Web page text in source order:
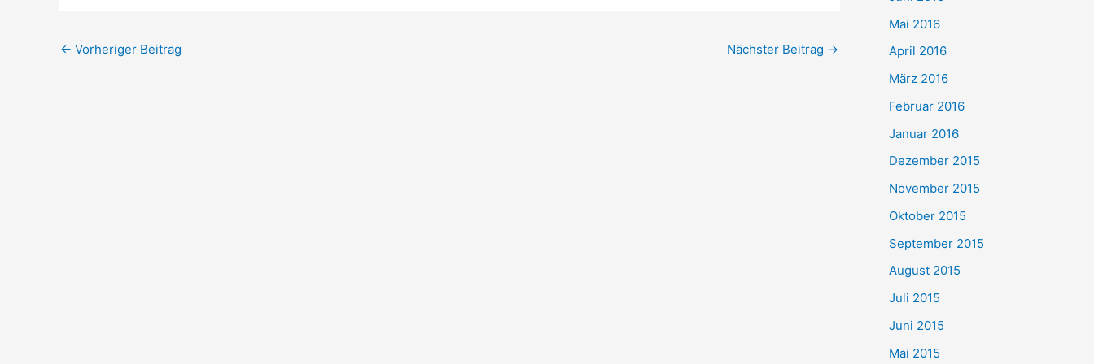
← Vorheriger Beitrag Nächster Beitrag →
Mai 2016
April 2016
März 2016
Februar 2016
Januar 2016
Dezember 2015
November 2015
Oktober 2015
September 2015
August 2015
Juli 2015
Juni 2015
Mai 2015